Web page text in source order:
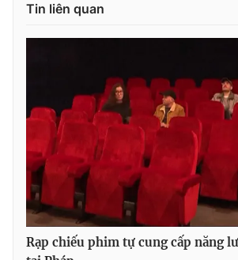
Thị trường 24h Tấm lòng
VTV4 Vươn
VTV9 VTV8
Liên hệ tòa soạn English
Tin liên quan
Rạp chiếu phim tự cung cấp năng